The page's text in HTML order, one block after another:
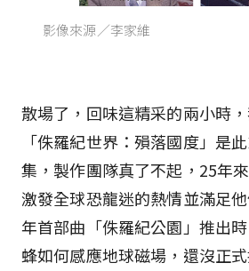
影像來源／李家維
散場了，回味這精采的兩小時
「侏羅紀世界：殞落國度」是
集，製作團隊真了不起，25年
激發全球恐龍迷的熱情並滿足
年首部曲「侏羅紀公園」推出
蜂如何感應地球磁場，還沒正